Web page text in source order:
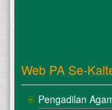
Web PA Se-
Pengadilan